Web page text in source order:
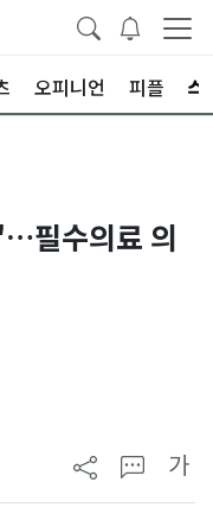
오피니언 피플
필수의료 의
가